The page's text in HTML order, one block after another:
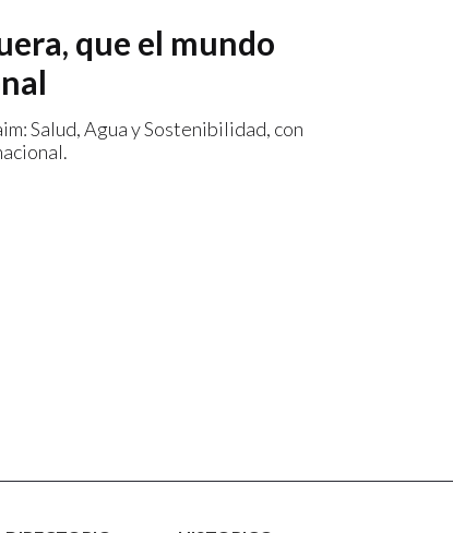
que el mundo
Salud, Agua y Sostenibilidad, con